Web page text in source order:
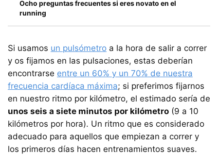
Ocho preguntas frecuentes si eres novato en el
running
Si usamos un pulsómetro a la hora de salir a correr
y os fijamos en las pulsaciones, estas deberían
encontrarse entre un 60% y un 70% de nuestra
frecuencia cardíaca máxima; si preferimos fijarnos
en nuestro ritmo por kilómetro, el estimado sería de
unos seis a siete minutos por kilómetro (9 a 10
kilómetros por hora). Un ritmo que es considerado
adecuado para aquellos que empiezan a correr y
los primeros días hacen entrenamientos suaves.